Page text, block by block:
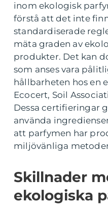
inom ekologisk
förstå att det inte
standardiserade
mäta graden av
produkter. Det kan
som anses vara
hållbarheten hos en
Ecocert, Soil
Dessa certifieringar
använda
att parfymen har
miljövänliga
Skillnader
ekologiska